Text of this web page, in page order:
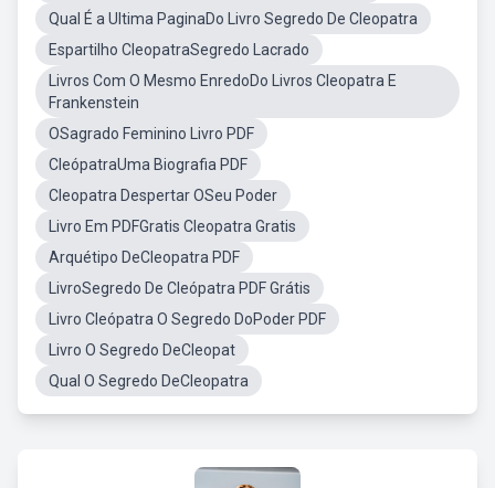
Qual É a Ultima PaginaDo Livro Segredo De Cleopatra
Espartilho CleopatraSegredo Lacrado
Livros Com O Mesmo EnredoDo Livros Cleopatra E
Frankenstein
OSagrado Feminino Livro PDF
CleópatraUma Biografia PDF
Cleopatra Despertar OSeu Poder
Livro Em PDFGratis Cleopatra Gratis
Arquétipo DeCleopatra PDF
LivroSegredo De Cleópatra PDF Grátis
Livro Cleópatra O Segredo DoPoder PDF
Livro O Segredo DeCleopat
Qual O Segredo DeCleopatra